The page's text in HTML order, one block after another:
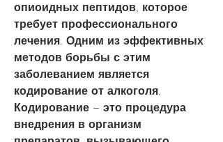
опиоидных пептидов, которое
требует профессионального
лечения. Одним из эффективных
методов борьбы с этим
заболеванием является
кодирование от алкоголя.
Кодирование – это процедура
внедрения в организм